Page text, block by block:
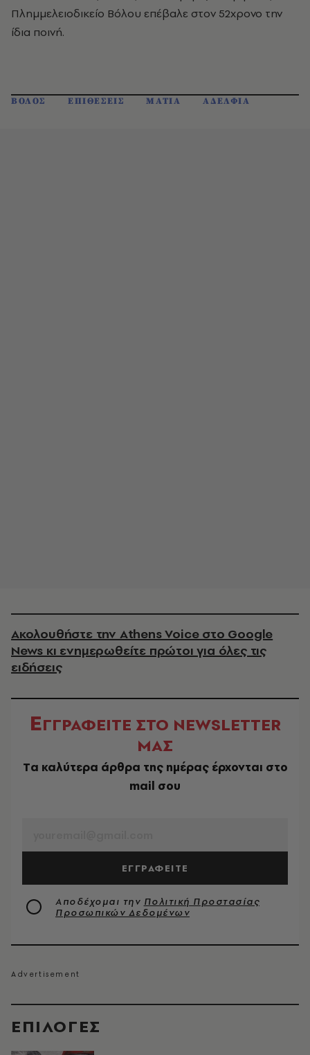
EΠΙΛΟΓΈΣ
Πλημμελειοδικείο Βόλου επέβαλε στον 52χρονο την
ίδια ποινή.
ΒΟΛΟΣ ΕΠΙΘΕΣΕΙΣ ΜΑΤΙΑ ΑΔΕΛΦΙΑ
Ακολουθήστε την Athens Voice στο Google
News κι ενημερωθείτε πρώτοι για όλες τις
ειδήσεις
ΕΓΓΡΑΦΕΙΤΕ ΣΤΟ NEWSLETTER
ΜΑΣ
Tα καλύτερα άρθρα της ημέρας έρχονται στο
mail σου
ΕΓΓΡΑΦΕΙΤΕ
Αποδέχομαι την Πολιτική Προστασίας
Προσωπικών Δεδομένων